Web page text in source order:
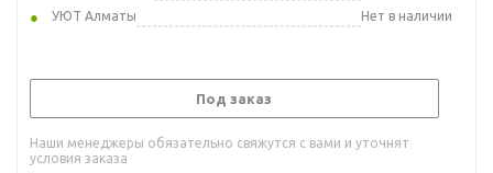
УЮТ Алматы
Нет в наличии
Под заказ
Наши менеджеры обязательно свяжутся с вами и уточнят
условия заказа